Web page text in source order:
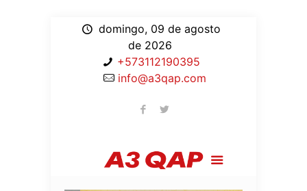
domingo, 09 de agosto
de 2026
+573112190395
info@a3qap.com